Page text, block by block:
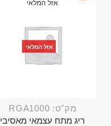
אזל המלאי
אזל המלאי
מק"ט: RGA1000
ריג מתח עצמאי מאסיבי